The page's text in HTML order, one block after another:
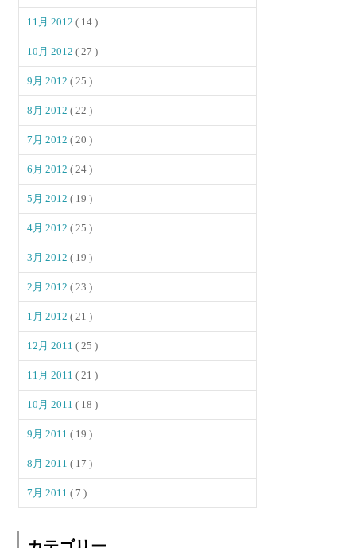
11月 2012( 14 )
10月 2012( 27 )
9月 2012( 25 )
8月 2012( 22 )
7月 2012( 20 )
6月 2012( 24 )
5月 2012( 19 )
4月 2012( 25 )
3月 2012( 19 )
2月 2012( 23 )
1月 2012( 21 )
12月 2011( 25 )
11月 2011( 21 )
10月 2011( 18 )
9月 2011( 19 )
8月 2011( 17 )
7月 2011( 7 )